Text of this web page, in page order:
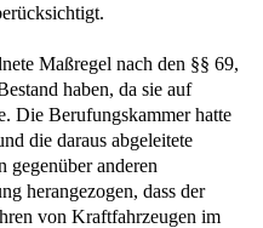
Maßregel nach den §§ 69,
haben, da sie auf
Die Berufungskammer hatte
die daraus abgeleitete
gegenüber anderen
herangezogen, dass der
von Kraftfahrzeugen im